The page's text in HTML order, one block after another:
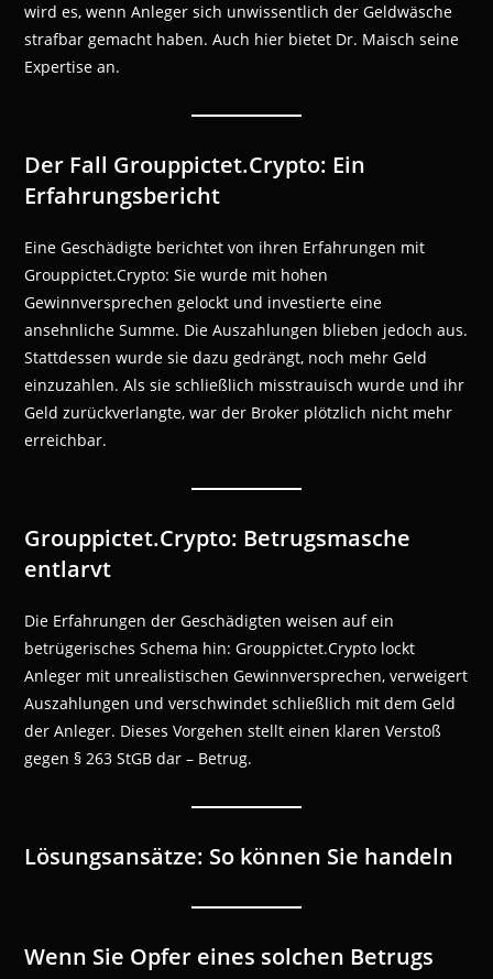
wird es, wenn Anleger sich unwissentlich der Geldwäsche
strafbar gemacht haben. Auch hier bietet Dr. Maisch seine
Expertise an.
Der Fall Grouppictet.Crypto: Ein
Erfahrungsbericht
Eine Geschädigte berichtet von ihren Erfahrungen mit
Grouppictet.Crypto: Sie wurde mit hohen
Gewinnversprechen gelockt und investierte eine
ansehnliche Summe. Die Auszahlungen blieben jedoch aus.
Stattdessen wurde sie dazu gedrängt, noch mehr Geld
einzuzahlen. Als sie schließlich misstrauisch wurde und ihr
Geld zurückverlangte, war der Broker plötzlich nicht mehr
erreichbar.
Grouppictet.Crypto: Betrugsmasche
entlarvt
Die Erfahrungen der Geschädigten weisen auf ein
betrügerisches Schema hin: Grouppictet.Crypto lockt
Anleger mit unrealistischen Gewinnversprechen, verweigert
Auszahlungen und verschwindet schließlich mit dem Geld
der Anleger. Dieses Vorgehen stellt einen klaren Verstoß
gegen § 263 StGB dar – Betrug.
Lösungsansätze: So können Sie handeln
Wenn Sie Opfer eines solchen Betrugs